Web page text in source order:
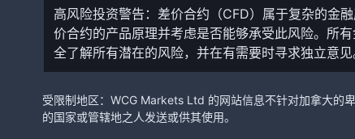
高风险投资警告：差价合约（CFD）属于复杂的金
价合约的产品原理并考虑是否能够承受此风险。所
全了解所有潜在的风险，并在有需要时寻求独立意见
受限制地区：WCG Markets Ltd 的网站信息不针对加拿大的
的国家或管辖地之人发送或供其使用。